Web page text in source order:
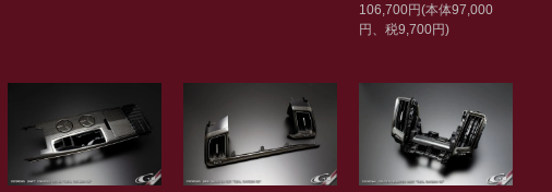
106,700円(本体97,000
円、税9,700円)